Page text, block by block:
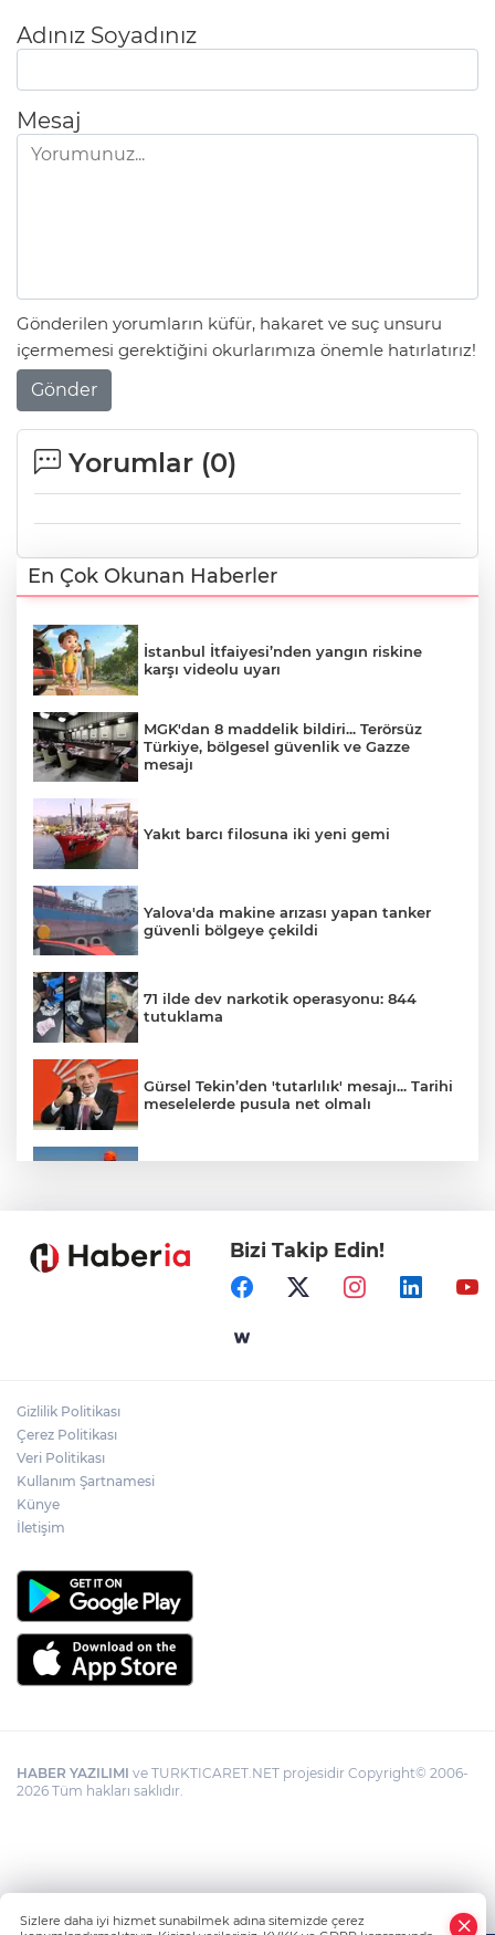
Adınız Soyadınız
Mesaj
Gönderilen yorumların küfür, hakaret ve suç unsuru
içermemesi gerektiğini okurlarımıza önemle hatırlatırız!
Gönder
Yorumlar (0)
En Çok Okunan Haberler
İstanbul İtfaiyesi’nden yangın riskine
karşı videolu uyarı
MGK'dan 8 maddelik bildiri... Terörsüz
Türkiye, bölgesel güvenlik ve Gazze
mesajı
Yakıt barcı filosuna iki yeni gemi
Yalova'da makine arızası yapan tanker
güvenli bölgeye çekildi
71 ilde dev narkotik operasyonu: 844
tutuklama
Gürsel Tekin’den 'tutarlılık' mesajı... Tarihi
meselelerde pusula net olmalı
Samsun’da Alaçam'a yeni yaşam alanı
Yapay zekada onlarca uygulamanın
Bizi Takip Edin!
Gizlilik Politikası
Çerez Politikası
Veri Politikası
Kullanım Şartnamesi
Künye
İletişim
HABER YAZILIMI ve TURKTICARET.NET projesidir Copyright© 2006-
2026 Tüm hakları saklıdır.
Sizlere daha iyi hizmet sunabilmek adına sitemizde çerez